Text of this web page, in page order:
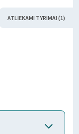
ATLIEKAMI TYRIMAI (1)